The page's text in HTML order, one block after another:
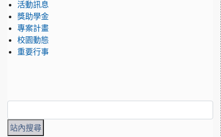
活動訊息
獎助學金
專案計畫
校園動態
重要行事